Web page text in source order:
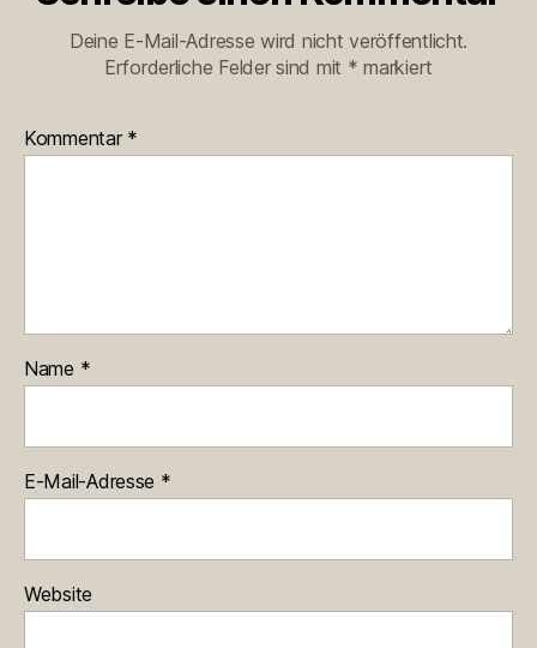
Deine E-Mail-Adresse wird nicht veröffentlicht.
Erforderliche Felder sind mit * markiert
Kommentar *
Name *
E-Mail-Adresse *
Website